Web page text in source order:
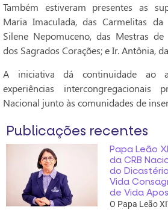
Também estiveram presentes as
Maria Imaculada, das Carmelitas
Silene Nepomuceno, das Mestras
dos Sagrados Corações; e Ir. Antônia,
A iniciativa dá continuidade ao
experiências intercongregacionais
Nacional junto às comunidades de
Publicações recentes
Papa Leão
da CRB
do
Vida
de Vida
O Papa Leão